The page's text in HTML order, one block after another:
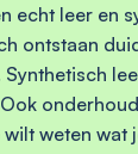
echt leer en
ontstaan
weten wat